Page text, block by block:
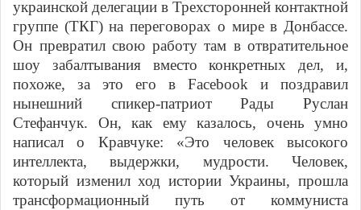
украинской делегации в Трехсторонней контактной
группе (ТКГ) на переговорах о мире в Донбассе.
Он превратил свою работу там в отвратительное
шоу забалтывания вместо конкретных дел, и,
похоже, за это его в Facebook и поздравил
нынешний спикер-патриот Рады Руслан
Стефанчук. Он, как ему казалось, очень умно
написал о Кравчуке: «Это человек высокого
интеллекта, выдержки, мудрости. Человек,
который изменил ход истории Украины, прошла
трансформационный путь от коммуниста